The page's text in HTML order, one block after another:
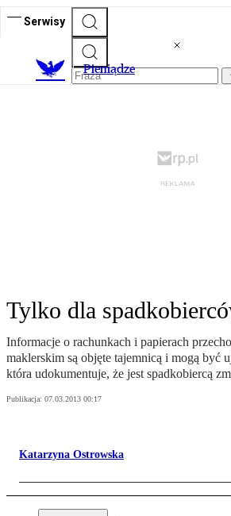
Serwisy
Pieniądze
Tylko dla
Informacje o rachunkach i papierach
maklerskim są objęte tajemnicą i mogą być
która udokumentuje, że jest spadkobiercą
Publikacja: 07.03.2013 00:17
Katarzyna Ostrowska